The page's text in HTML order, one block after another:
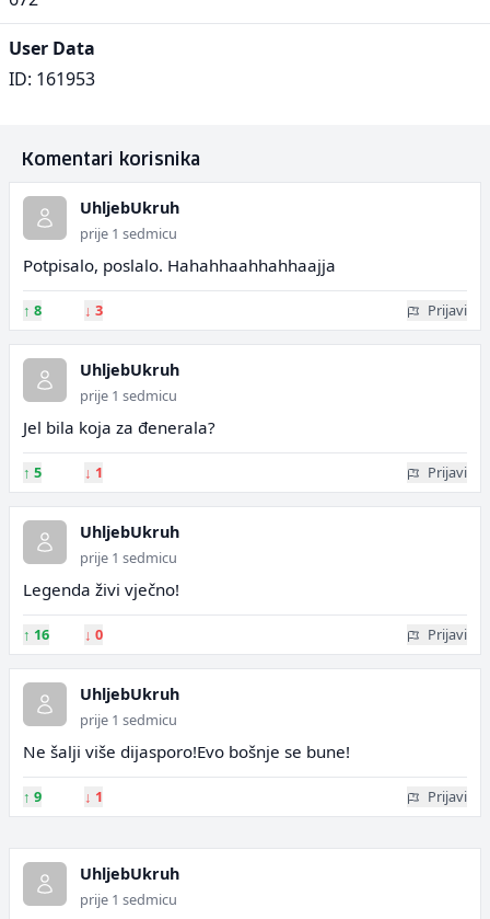
User Data
ID: 161953
Komentari korisnika
UhljebUkruh
prije 1 sedmicu
Potpisalo, poslalo. Hahahhaahhahhaajja
↑ 8 ↓ 3 Prijavi
UhljebUkruh
prije 1 sedmicu
Jel bila koja za đenerala?
↑ 5 ↓ 1 Prijavi
UhljebUkruh
prije 1 sedmicu
Legenda živi vječno!
↑ 16 ↓ 0 Prijavi
UhljebUkruh
prije 1 sedmicu
Ne šalji više dijasporo!Evo bošnje se bune!
↑ 9 ↓ 1 Prijavi
UhljebUkruh
prije 1 sedmicu